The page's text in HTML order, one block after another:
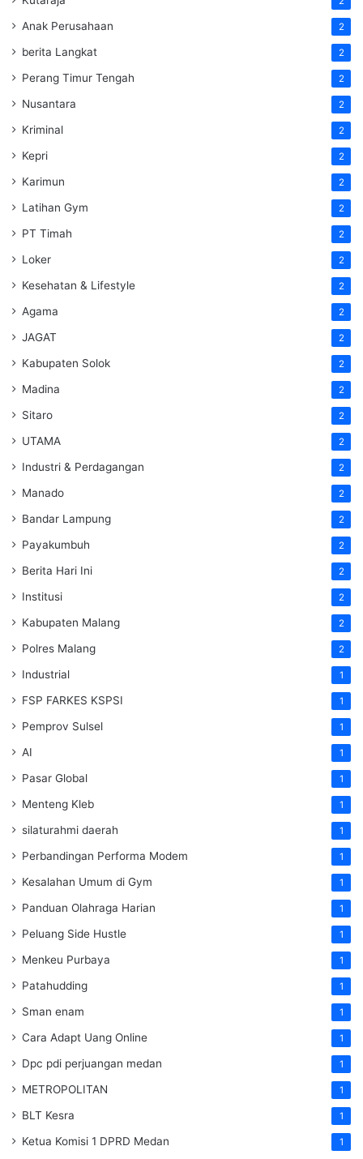
Anak Perusahaan 2
berita Langkat 2
Perang Timur Tengah 2
Nusantara 2
Kriminal 2
Kepri 2
Karimun 2
Latihan Gym 2
PT Timah 2
Loker 2
Kesehatan & Lifestyle 2
Agama 2
JAGAT 2
Kabupaten Solok 2
Madina 2
Sitaro 2
UTAMA 2
Industri & Perdagangan 2
Manado 2
Bandar Lampung 2
Payakumbuh 2
Berita Hari Ini 2
Institusi 2
Kabupaten Malang 2
Polres Malang 2
Industrial 1
FSP FARKES KSPSI 1
Pemprov Sulsel 1
AI 1
Pasar Global 1
Menteng Kleb 1
silaturahmi daerah 1
Perbandingan Performa Modem 1
Kesalahan Umum di Gym 1
Panduan Olahraga Harian 1
Peluang Side Hustle 1
Menkeu Purbaya 1
Patahudding 1
Sman enam 1
Cara Adapt Uang Online 1
Dpc pdi perjuangan medan 1
METROPOLITAN 1
BLT Kesra 1
Ketua Komisi 1 DPRD Medan 1